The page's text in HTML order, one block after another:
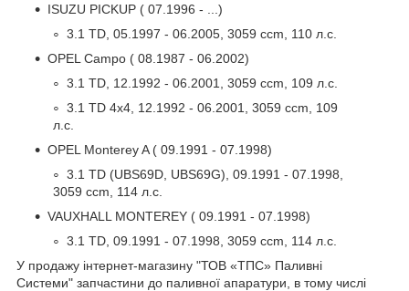
ISUZU PICKUP ( 07.1996 - ...)
3.1 TD, 05.1997 - 06.2005, 3059 ccm, 110 л.с.
OPEL Campo ( 08.1987 - 06.2002)
3.1 TD, 12.1992 - 06.2001, 3059 ccm, 109 л.с.
3.1 TD 4x4, 12.1992 - 06.2001, 3059 ccm, 109
л.с.
OPEL Monterey A ( 09.1991 - 07.1998)
3.1 TD (UBS69D, UBS69G), 09.1991 - 07.1998,
3059 ccm, 114 л.с.
VAUXHALL MONTEREY ( 09.1991 - 07.1998)
3.1 TD, 09.1991 - 07.1998, 3059 ccm, 114 л.с.
У продажу інтернет-магазину "ТОВ «ТПС» Паливні
Системи" запчастини до паливної апаратури, в тому числі